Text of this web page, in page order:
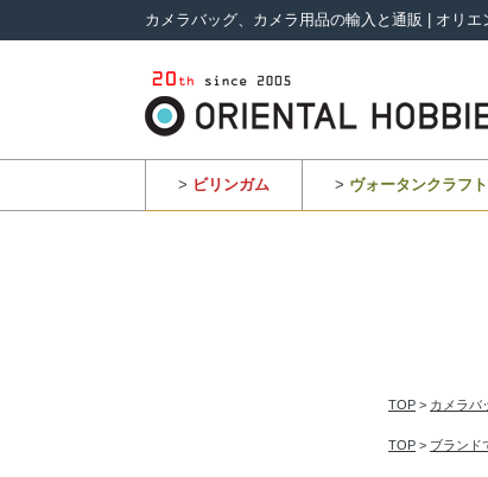
カメラバッグ、カメラ用品の輸入と通販 | オリエ
> ビリンガム > ヴォータンクラフト
TOP > カメラバ
TOP > ブランド